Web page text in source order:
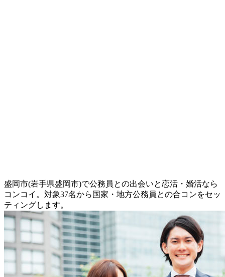
盛岡市(岩手県盛岡市)で公務員との出会いと恋活・婚活なら
コンコイ。対象37名から国家・地方公務員との合コンをセッ
ティングします。